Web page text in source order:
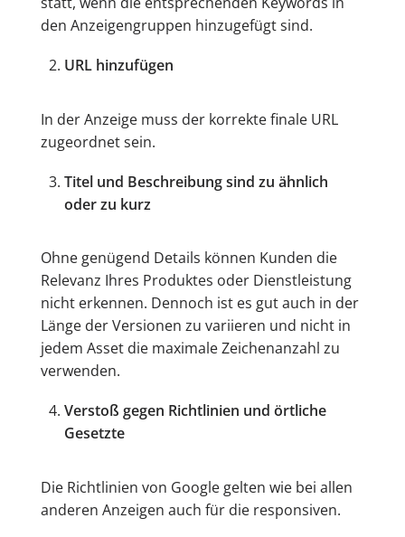
den Anzeigengruppen hinzugefügt sind.
URL hinzufügen
In der Anzeige muss der korrekte finale URL
zugeordnet sein.
Titel und Beschreibung sind zu ähnlich
oder zu kurz
Ohne genügend Details können Kunden die
Relevanz Ihres Produktes oder Dienstleistung
nicht erkennen. Dennoch ist es gut auch in der
Länge der Versionen zu variieren und nicht in
jedem Asset die maximale Zeichenanzahl zu
verwenden.
Verstoß gegen Richtlinien und örtliche
Gesetzte
Die Richtlinien von Google gelten wie bei allen
anderen Anzeigen auch für die responsiven.